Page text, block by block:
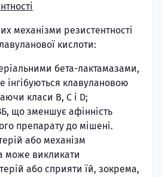
механізми резистентності
кислоти:
бета-лактамазами,
інгібуються клавулановою
класи B, C і D;
що зменшує афінність
препарату до мішені.
або механізм
може викликати
або сприяти їй, зокрема,